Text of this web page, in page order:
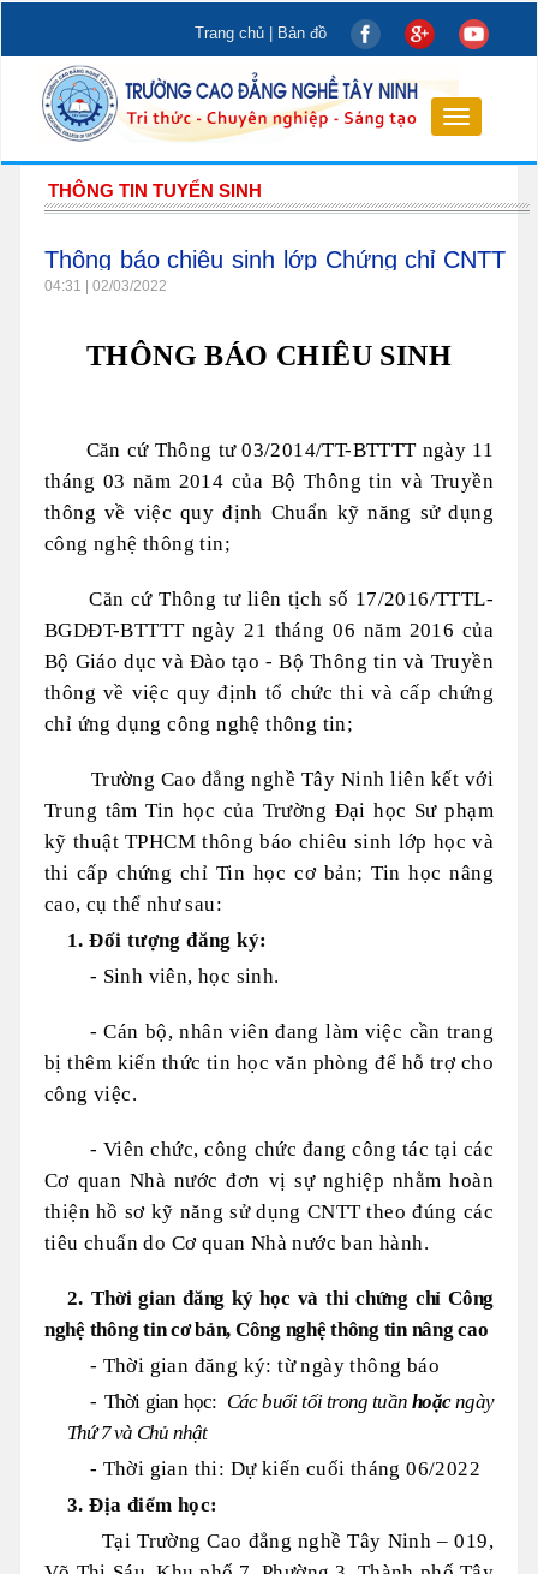
Trang chủ Bản đồ
Toggle
navigation
THÔNG TIN TUYỂN SINH
Thông báo chiêu sinh lớp Chứng chỉ CNTT
cơ bản và nâng cao
04:31 | 02/03/2022
THÔNG BÁO CHIÊU SINH
Căn cứ Thông tư 03/2014/TT-BTTTT ngày 11
tháng 03 năm 2014 của Bộ Thông tin và Truyền
thông về việc quy định Chuẩn kỹ năng sử dụng
công nghệ thông tin;
Căn cứ Thông tư liên tịch số 17/2016/TTTL-
BGDĐT-BTTTT ngày 21 tháng 06 năm 2016 của
Bộ Giáo dục và Đào tạo - Bộ Thông tin và Truyền
thông về việc quy định tổ chức thi và cấp chứng
chỉ ứng dụng công nghệ thông tin;
Trường Cao đẳng nghề Tây Ninh liên kết với
Trung tâm Tin học của Trường Đại học Sư phạm
kỹ thuật TPHCM thông báo chiêu sinh lớp học và
thi cấp chứng chỉ Tin học cơ bản; Tin học nâng
cao, cụ thể như sau:
1. Đối tượng đăng ký:
- Sinh viên, học sinh.
- Cán bộ, nhân viên đang làm việc cần trang
bị thêm kiến thức tin học văn phòng để hỗ trợ cho
công việc.
- Viên chức, công chức đang công tác tại các
Cơ quan Nhà nước đơn vị sự nghiệp nhằm hoàn
thiện hồ sơ kỹ năng sử dụng CNTT theo đúng các
tiêu chuẩn do Cơ quan Nhà nước ban hành.
2.Thời gian đăng ký học và thi chứng chỉ Công
nghệ thông tin cơ bản, Công nghệ thông tinnâng cao
- Thời gian đăng ký: từ ngày thông báo
- Thời gian học: Các buổi tối trong tuầnhoặcngày
Thứ 7 và Chủ nhật
- Thời gian thi: Dự kiến cuối tháng 06/2022
3. Địa điểm học:
Tại Trường Cao đẳng nghề Tây Ninh – 019,